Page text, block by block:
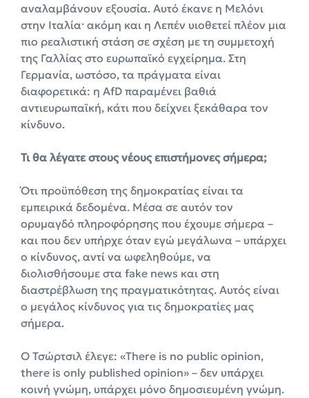
αναλαμβάνουν εξουσία. Αυτό έκανε η Μελόνι
στην Ιταλία· ακόμη και η Λεπέν υιοθετεί πλέον μια
πιο ρεαλιστική στάση σε σχέση με τη συμμετοχή
της Γαλλίας στο ευρωπαϊκό εγχείρημα. Στη
Γερμανία, ωστόσο, τα πράγματα είναι
διαφορετικά: η AfD παραμένει βαθιά
αντιευρωπαϊκή, κάτι που δείχνει ξεκάθαρα τον
κίνδυνο.
Τι θα λέγατε στους νέους επιστήμονες σήμερα;
Ότι προϋπόθεση της δημοκρατίας είναι τα
εμπειρικά δεδομένα. Μέσα σε αυτόν τον
ορυμαγδό πληροφόρησης που έχουμε σήμερα –
και που δεν υπήρχε όταν εγώ μεγάλωνα – υπάρχει
ο κίνδυνος, αντί να ωφεληθούμε, να
διολισθήσουμε στα fake news και στη
διαστρέβλωση της πραγματικότητας. Αυτός είναι
ο μεγάλος κίνδυνος για τις δημοκρατίες μας
σήμερα.
Ο Τσώρτσιλ έλεγε: «There is no public opinion,
there is only published opinion» – δεν υπάρχει
κοινή γνώμη, υπάρχει μόνο δημοσιευμένη γνώμη.